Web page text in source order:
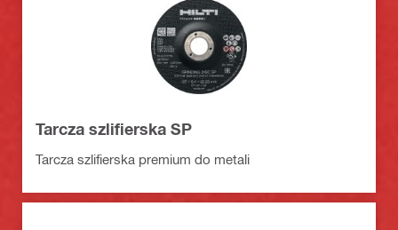
Tarcza szlifierska SP
Tarcza szlifierska premium do metali